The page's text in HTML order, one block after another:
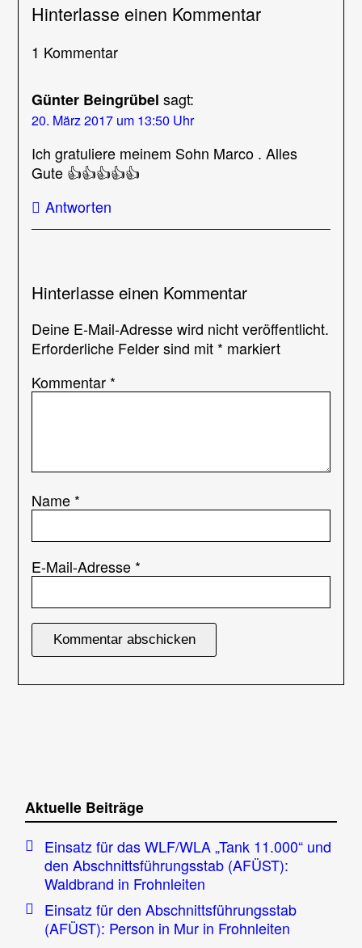
Hinterlasse einen Kommentar
1 Kommentar
Günter Beingrübel sagt:
20. März 2017 um 13:50 Uhr
Ich gratuliere meinem Sohn Marco . Alles
Gute 👍👍👍👍👍
Antworten
Hinterlasse einen Kommentar
Deine E-Mail-Adresse wird nicht veröffentlicht.
Erforderliche Felder sind mit * markiert
Kommentar *
Name *
E-Mail-Adresse *
Aktuelle Beiträge
Einsatz für das WLF/WLA „Tank 11.000“ und
den Abschnittsführungsstab (AFÜST):
Waldbrand in Frohnleiten
Einsatz für den Abschnittsführungsstab
(AFÜST): Person in Mur in Frohnleiten